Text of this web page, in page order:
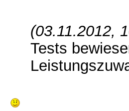
(03.11.2012,
Tests